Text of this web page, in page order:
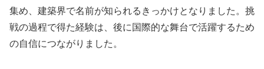
集め、建築界で名前が知られるきっかけとなりました。挑
戦の過程で得た経験は、後に国際的な舞台で活躍するため
の自信につながりました。